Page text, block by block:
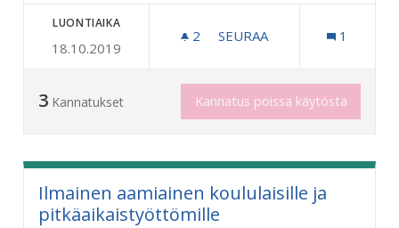
LUONTIAIKA
18.10.2019
2 2 SEURAAJAA
SEURAA 1
3 Kannatukset Kannatus poissa käytöstä
Ilmainen aamiainen koululaisille ja
pitkäaikaistyöttömille